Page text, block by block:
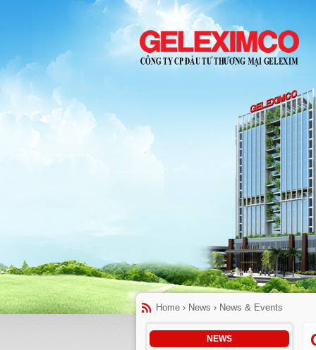
Home › News › News & Events
NEWS